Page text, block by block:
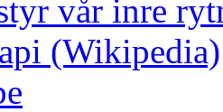
vår inre
(Wikipedia)